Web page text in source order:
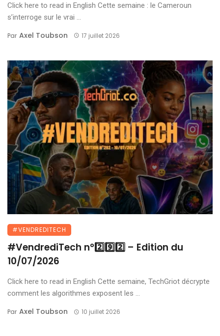
Click here to read in English Cette semaine : le Cameroun
s’interroge sur le vrai ...
Par Axel Toubson 17 juillet 2026
#VENDREDITECH
#VendrediTech n°2️⃣9️⃣2️⃣ – Edition du
10/07/2026
Click here to read in English Cette semaine, TechGriot décrypte
comment les algorithmes exposent les ...
Par Axel Toubson 10 juillet 2026